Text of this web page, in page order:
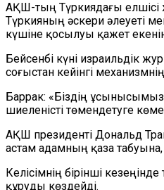
АҚШ-тың Түркиядағы елшісі
Түркияның әскери әлеуеті
күшіне қосылуы қажет
Бейсенбі күні израильдік
соғыстан кейінгі
Баррак: «Біздің ұсынысымыз
шиеленісті төмендетуге
АҚШ президенті Дональд
астам адамның қаза
Келісімнің бірінші
құруды көздейді.